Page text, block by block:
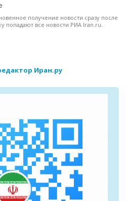
получение новости сразу после
попадают все новости РИА Iran.ru.
Иран.ру